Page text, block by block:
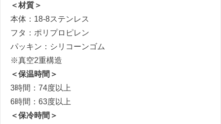
＜材質＞
本体：18-8ステンレス
フタ：ポリプロピレン
パッキン：シリコーンゴム
※真空2重構造
＜保温時間＞
3時間：74度以上
6時間：63度以上
＜保冷時間＞